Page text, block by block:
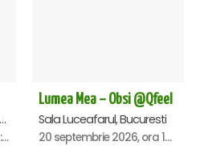
Filarmonica Oltenia, Craiova
19 septembrie 2026, ora 19:00
Lumea Mea – Obsi @Qfeel
Sala Luceafarul, Bucuresti
20 septembrie 2026, ora 12:30